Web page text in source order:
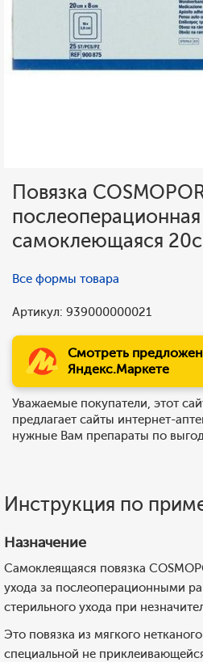
Повязка
послеоперационная
самоклеющаяся
Все формы товара
Артикул: 939000000021
Смотреть
Яндекс.Маркете
Уважаемые покупатели, этот
предлагает сайты интернет-
нужные Вам препараты по
Инструкция по
Назначение
Самоклеящаяся повязка
ухода за послеоперационными
стерильного ухода при
Это повязка из мягкого
специальной не